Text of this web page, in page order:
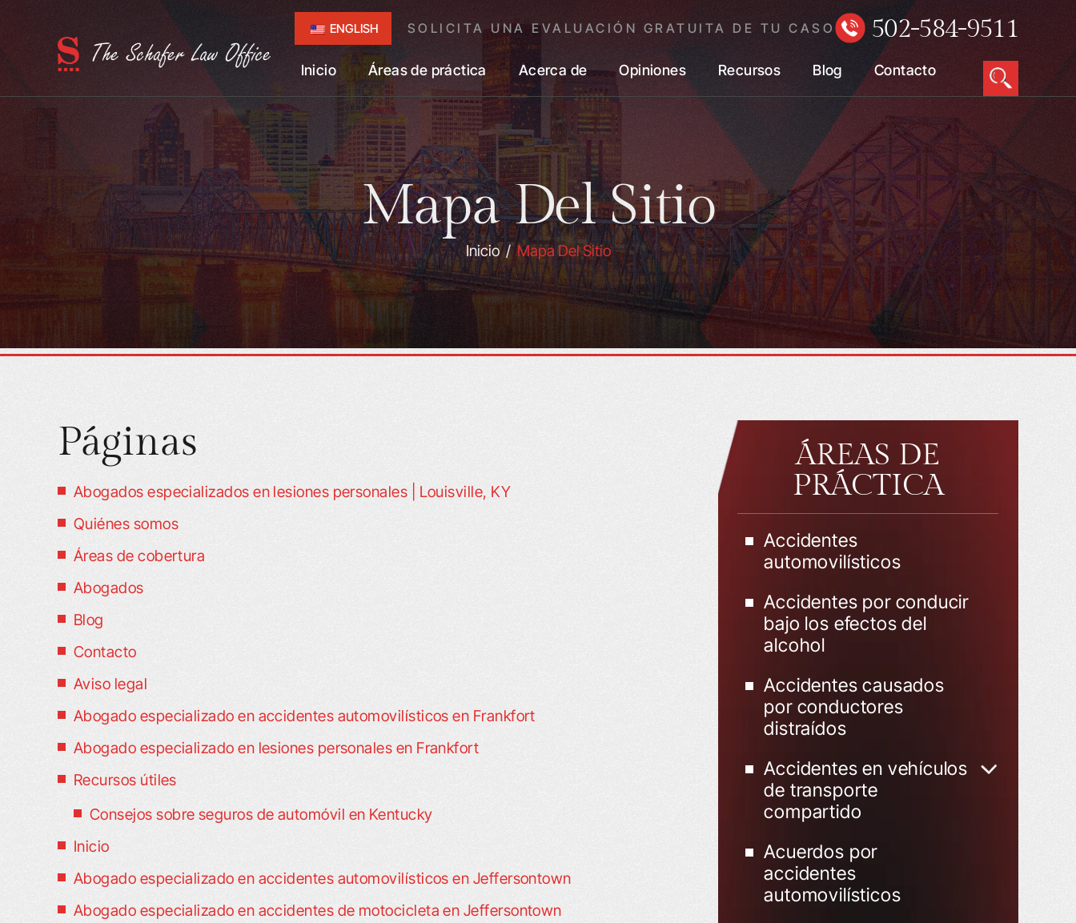
ENGLISH SOLICITA UNA EVALUACIÓN GRATUITA DE TU CASO 502-584-9511
Inicio Áreas de práctica Acerca de Opiniones Recursos Blog Contacto
Mapa Del Sitio
Inicio/Mapa Del Sitio
Páginas
Abogados especializados en lesiones personales | Louisville, KY
Quiénes somos
Áreas de cobertura
Abogados
Blog
Contacto
Aviso legal
Abogado especializado en accidentes automovilísticos en Frankfort
Abogado especializado en lesiones personales en Frankfort
Recursos útiles
Consejos sobre seguros de automóvil en Kentucky
Inicio
Abogado especializado en accidentes automovilísticos en Jeffersontown
Abogado especializado en accidentes de motocicleta en Jeffersontown
ÁREAS DE
PRÁCTICA
Accidentes
automovilísticos
Accidentes por conducir
bajo los efectos del
alcohol
Accidentes causados
por conductores
distraídos
Accidentes en vehículos
de transporte
compartido
Accidentes de Lyft
Acuerdos por
accidentes
automovilísticos